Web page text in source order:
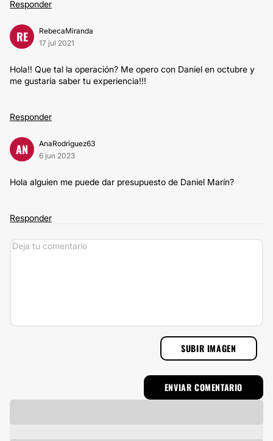
Responder
RE
RebecaMiranda
17 jul 2021
Hola!! Que tal la operación? Me opero con Daniel en octubre y
me gustaría saber tu experiencia!!!
Responder
AN
AnaRodriguez63
6 jun 2023
Hola alguien me puede dar presupuesto de Daniel Marín?
Responder
SUBIR IMAGEN